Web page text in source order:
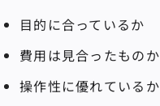
目的に合っているか
費用は見合ったものか
操作性に優れているか